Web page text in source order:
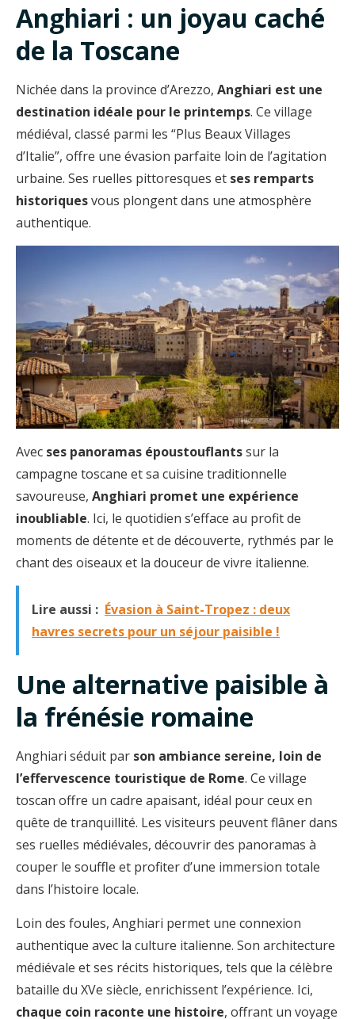
Anghiari : un joyau caché
de la Toscane
Nichée dans la province d’Arezzo, Anghiari est une
destination idéale pour le printemps. Ce village
médiéval, classé parmi les “Plus Beaux Villages
d’Italie”, offre une évasion parfaite loin de l’agitation
urbaine. Ses ruelles pittoresques et ses remparts
historiquesvous plongent dans une atmosphère
authentique.
Avec ses panoramas époustouflantssur la
campagne toscane et sa cuisine traditionnelle
savoureuse, Anghiari promet une expérience
inoubliable. Ici, le quotidien s’efface au profit de
moments de détente et de découverte, rythmés par le
chant des oiseaux et la douceur de vivre italienne.
Lire aussi : Évasion à Saint-Tropez : deux
havres secrets pour un séjour paisible !
Une alternative paisible à
la frénésie romaine
Anghiari séduit par son ambiance sereine, loin de
l’effervescence touristique de Rome. Ce village
toscan offre un cadre apaisant, idéal pour ceux en
quête de tranquillité. Les visiteurs peuvent flâner dans
ses ruelles médiévales, découvrir des panoramas à
couper le souffle et profiter d’une immersion totale
dans l’histoire locale.
Loin des foules, Anghiari permet une connexion
authentique avec la culture italienne. Son architecture
médiévale et ses récits historiques, tels que la célèbre
bataille du XVe siècle, enrichissent l’expérience. Ici,
chaque coin raconte une histoire, offrant un voyage